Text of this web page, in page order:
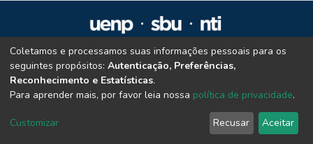
Repositório Institucional da UENP
repositorio@uenp.edu.br
Cookie settings | Privacy policy | End User Agreement Send Feedback
Coletamos e processamos suas informações pessoais para os
seguintes propósitos: Autenticação, Preferências,
Reconhecimento e Estatísticas.
Para aprender mais, por favor leia nossa política de privacidade.
Customizar Recusar Aceitar